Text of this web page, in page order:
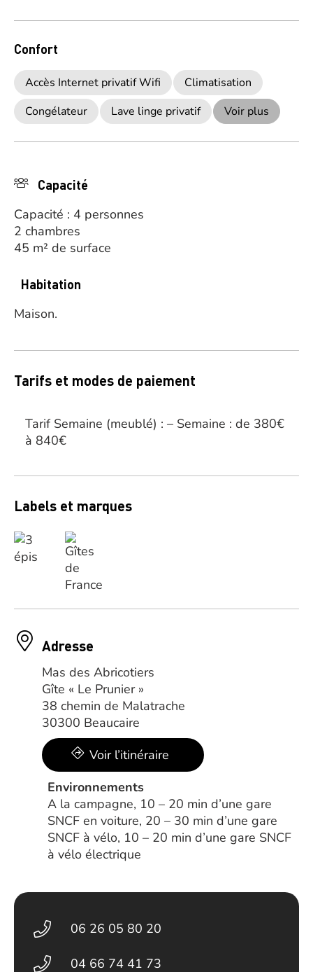
Confort
Accès Internet privatif Wifi
Climatisation
Congélateur
Lave linge privatif Voir plus
Capacité
Capacité : 4 personnes
2 chambres
45 m² de surface
Habitation
Maison.
Tarifs et modes de paiement
Tarif Semaine (meublé) : – Semaine : de 380€
à 840€
Labels et marques
Adresse
Mas des Abricotiers
Gîte « Le Prunier »
38 chemin de Malatrache
30300 Beaucaire
Voir l’itinéraire
Environnements
A la campagne, 10 – 20 min d’une gare
SNCF en voiture, 20 – 30 min d’une gare
SNCF à vélo, 10 – 20 min d’une gare SNCF
à vélo électrique
06 26 05 80 20
04 66 74 41 73